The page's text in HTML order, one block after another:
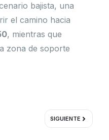
bajista, una
el camino hacia
, mientras que
zona de soporte
SIGUIENTE
Siguiente